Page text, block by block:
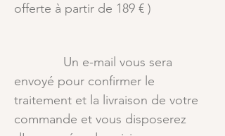
offerte à partir de 189 € )
Un e-mail vous sera
envoyé pour confirmer le
traitement et la livraison de votre
commande et vous disposerez